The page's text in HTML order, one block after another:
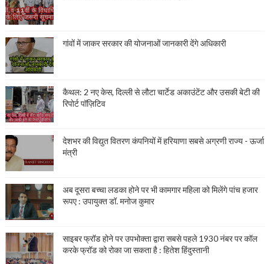
गांवों में जाकर सरकार की योजनाओं जानकारी देंगे अधिकारी
कैथल: 2 नए केस, दिल्ली से लौटा चार्टेड अकाउंटेंट और उसकी बेटी की
रिपोर्ट पॉज़िटिव
देशभर की विद्युत वितरण कंपनियों में हरियाणा सबसे अग्रणी राज्य - ऊर्जा
मंत्री
अब दूसरा बच्चा लडका होने पर भी कामगार महिला को मिलेंगे पांच हजार
रूपए : उपायुक्त डॉ. मनोज कुमार
साइबर फ्रॉड होने पर उपभोक्ता द्वारा सबसे पहले 1930 नंबर पर कॉल
करके फ्रॉड को रोका जा सकता है : हितेश हिंदुस्तानी